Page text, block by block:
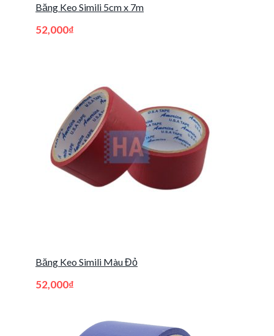
Băng Keo Simili 5cm x 7m
52,000₫
Băng Keo Simili Màu Đỏ
52,000₫